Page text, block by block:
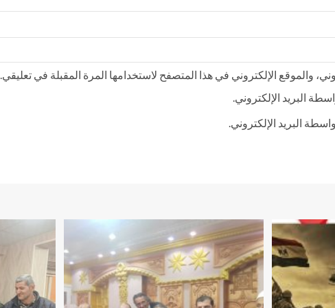
والموقع الإلكتروني في هذا المتصفح لاستخدامها المرة المقبلة في تعليقي.
البريد الإلكتروني.
البريد الإلكتروني.